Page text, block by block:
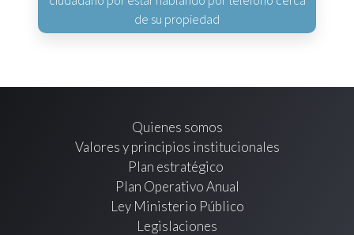
de su propiedad
Quienes somos
Valores y principios institucionales
Plan estratégico
Plan Operativo Anual
Ley Ministerio Público
Legislaciones